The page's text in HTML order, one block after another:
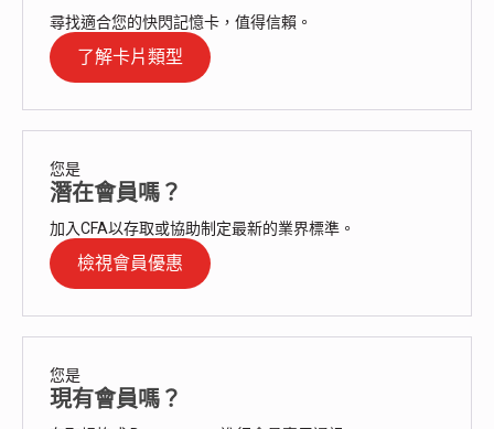
尋找適合您的快閃記憶卡，值得信賴。
了解卡片類型
您是
潛在會員嗎？
加入CFA以存取或協助制定最新的業界標準。
檢視會員優惠
您是
現有會員嗎？